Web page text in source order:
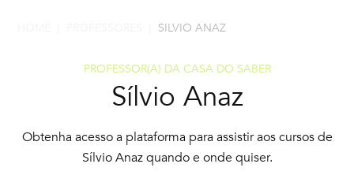
SILVIO ANAZ
PROFESSOR(A) DA CASA DO SABER
Sílvio Anaz
Obtenha acesso a plataforma para assistir aos cursos de
Sílvio Anaz quando e onde quiser.